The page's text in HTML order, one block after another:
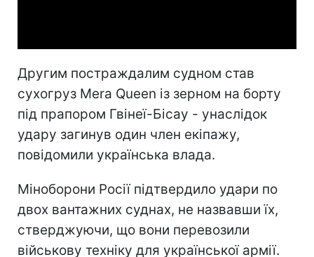
Другим постраждалим судном став
сухогруз Mera Queen із зерном на борту
під прапором Гвінеї-Бісау - унаслідок
удару загинув один член екіпажу,
повідомили українська влада.
Міноборони Росії підтвердило удари по
двох вантажних суднах, не назвавши їх,
стверджуючи, що вони перевозили
військову техніку для української армії.